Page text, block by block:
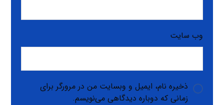
وب‌ سایت
ذخیره نام، ایمیل و وبسایت من در مرورگر برای
زمانی که دوباره دیدگاهی می‌نویسم.